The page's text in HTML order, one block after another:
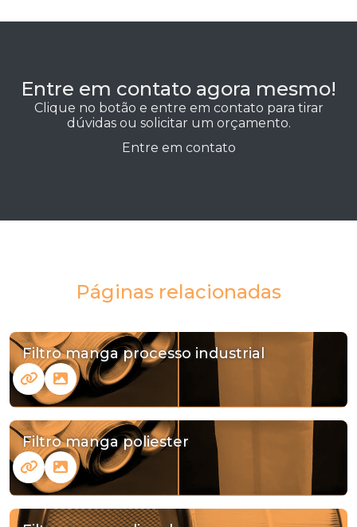
Entre em contato agora mesmo!
Clique no botão e entre em contato para tirar
dúvidas ou solicitar um orçamento.
Entre em contato
Páginas relacionadas
Filtro manga processo industrial
Filtro manga poliester